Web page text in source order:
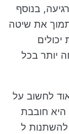
בנוסף
את שיטה
יותר בכל
לחשוב על
היא חובבת
להשתנות ל